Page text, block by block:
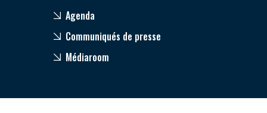
Agenda
Communiqués de presse
Médiaroom